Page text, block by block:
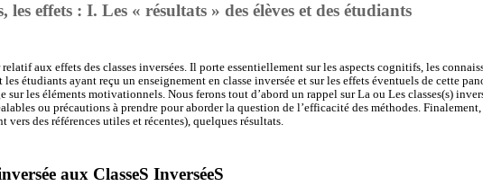
les effets : I. Les « résultats » des élèves et des étudiants
aux effets des classes inversées. Il porte essentiellement sur les aspects cognitifs, les
les étudiants ayant reçu un enseignement en classe inversée et sur les effets éventuels de cette
sur les éléments motivationnels. Nous ferons tout d’abord un rappel sur La ou Les classes(s)
ou précautions à prendre pour aborder la question de l’efficacité des méthodes. Finalement,
vers des références utiles et récentes), quelques résultats.
aux ClasseS InverséeS